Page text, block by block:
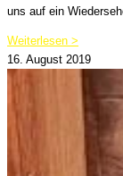
uns auf ein
Weiterlesen >
16. August 2019